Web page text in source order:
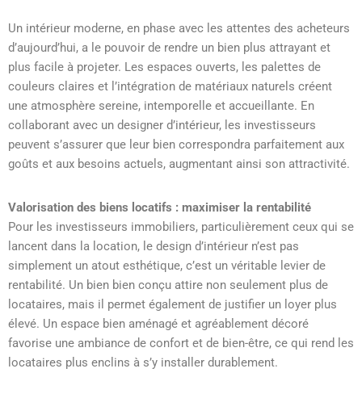
Un intérieur moderne, en phase avec les attentes des acheteurs
d’aujourd’hui, a le pouvoir de rendre un bien plus attrayant et
plus facile à projeter. Les espaces ouverts, les palettes de
couleurs claires et l’intégration de matériaux naturels créent
une atmosphère sereine, intemporelle et accueillante. En
collaborant avec un designer d’intérieur, les investisseurs
peuvent s’assurer que leur bien correspondra parfaitement aux
goûts et aux besoins actuels, augmentant ainsi son attractivité.
Valorisation des biens locatifs : maximiser la rentabilité
Pour les investisseurs immobiliers, particulièrement ceux qui se
lancent dans la location, le design d’intérieur n’est pas
simplement un atout esthétique, c’est un véritable levier de
rentabilité. Un bien bien conçu attire non seulement plus de
locataires, mais il permet également de justifier un loyer plus
élevé. Un espace bien aménagé et agréablement décoré
favorise une ambiance de confort et de bien-être, ce qui rend les
locataires plus enclins à s’y installer durablement.